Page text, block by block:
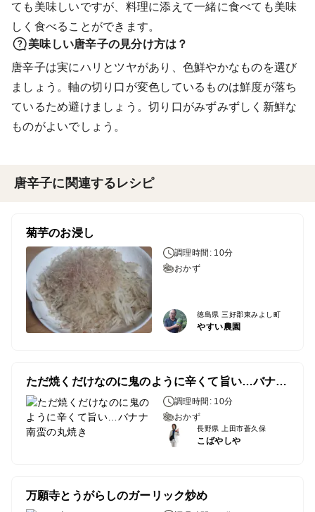
ても美味しいですが、料理に添えて一緒に食べても美味
しく食べることができます。
美味しい唐辛子の見分け方は？
唐辛子は実にハリとツヤがあり、色鮮やかなものを選び
ましょう。軸の切り口が変色しているものは鮮度が落ち
ているため避けましょう。切り口がみずみずしく新鮮な
ものがよいでしょう。
唐辛子に関連するレシピ
菊芋のお浸し
調理時間: 10分
おかず
徳島県 三好郡東みよし町
やすい農園
ただ焼くだけなのに鬼のように辛くて旨い…バナナ南蛮の丸焼き
調理時間: 10分
おかず
長野県 上田市蒼久保
こばやしや
万願寺とうがらしのガーリック炒め